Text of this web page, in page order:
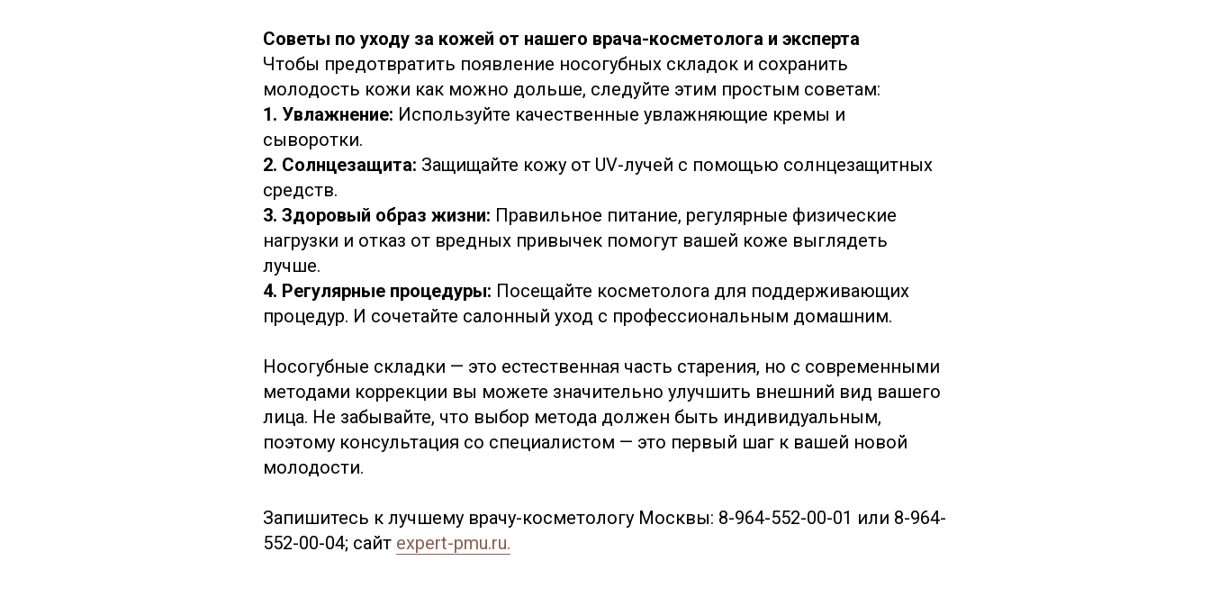
Советы по уходу за кожей от нашего врача-косметолога и эксперта
Чтобы предотвратить появление носогубных складок и сохранить
молодость кожи как можно дольше, следуйте этим простым советам:
1. Увлажнение: Используйте качественные увлажняющие кремы и
сыворотки.
2. Солнцезащита: Защищайте кожу от UV-лучей с помощью солнцезащитных
средств.
3. Здоровый образ жизни: Правильное питание, регулярные физические
нагрузки и отказ от вредных привычек помогут вашей коже выглядеть
лучше.
4. Регулярные процедуры: Посещайте косметолога для поддерживающих
процедур. И сочетайте салонный уход с профессиональным домашним.
Носогубные складки — это естественная часть старения, но с современными
методами коррекции вы можете значительно улучшить внешний вид вашего
лица. Не забывайте, что выбор метода должен быть индивидуальным,
поэтому консультация со специалистом — это первый шаг к вашей новой
молодости.
Запишитесь к лучшему врачу-косметологу Москвы: 8-964-552-00-01 или 8-964-
552-00-04; сайт expert-pmu.ru.